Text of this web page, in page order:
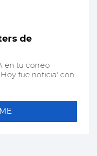
de
en tu correo
fue noticia' con